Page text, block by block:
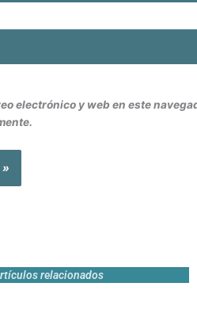
electrónico y web en este
relacionados